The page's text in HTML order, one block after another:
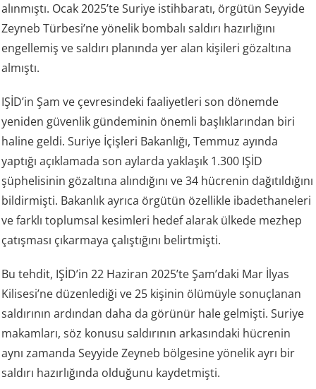
alınmıştı. Ocak 2025’te Suriye istihbaratı, örgütün Seyyide
Zeyneb Türbesi’ne yönelik bombalı saldırı hazırlığını
engellemiş ve saldırı planında yer alan kişileri gözaltına
almıştı.
IŞİD’in Şam ve çevresindeki faaliyetleri son dönemde
yeniden güvenlik gündeminin önemli başlıklarından biri
haline geldi. Suriye İçişleri Bakanlığı, Temmuz ayında
yaptığı açıklamada son aylarda yaklaşık 1.300 IŞİD
şüphelisinin gözaltına alındığını ve 34 hücrenin dağıtıldığını
bildirmişti. Bakanlık ayrıca örgütün özellikle ibadethaneleri
ve farklı toplumsal kesimleri hedef alarak ülkede mezhep
çatışması çıkarmaya çalıştığını belirtmişti.
Bu tehdit, IŞİD’in 22 Haziran 2025’te Şam’daki Mar İlyas
Kilisesi’ne düzenlediği ve 25 kişinin ölümüyle sonuçlanan
saldırının ardından daha da görünür hale gelmişti. Suriye
makamları, söz konusu saldırının arkasındaki hücrenin
aynı zamanda Seyyide Zeyneb bölgesine yönelik ayrı bir
saldırı hazırlığında olduğunu kaydetmişti.